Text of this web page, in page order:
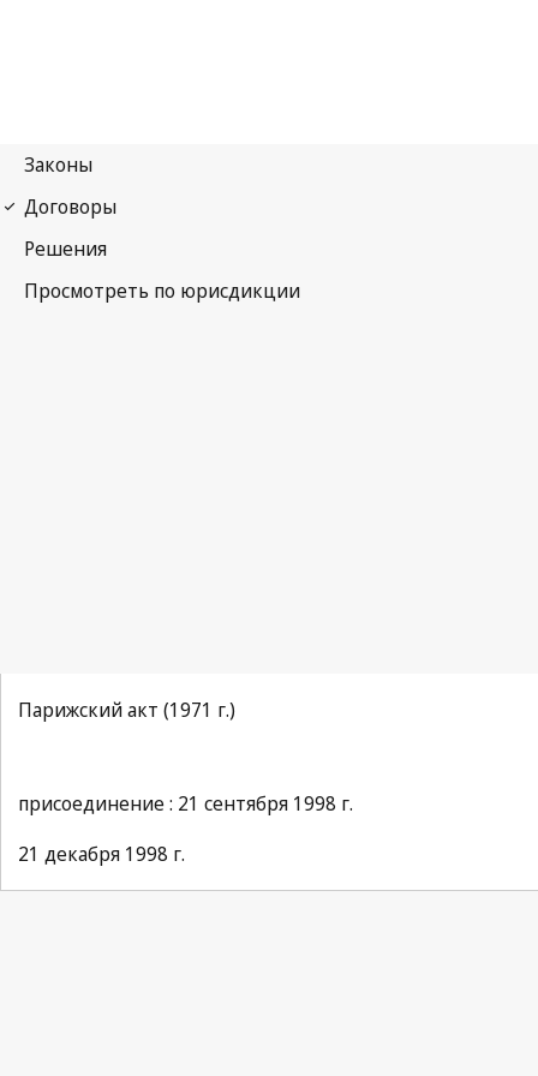
Парижский акт (1971 г.)
присоединение : 21 сентября 1998 г.
21 декабря 1998 г.